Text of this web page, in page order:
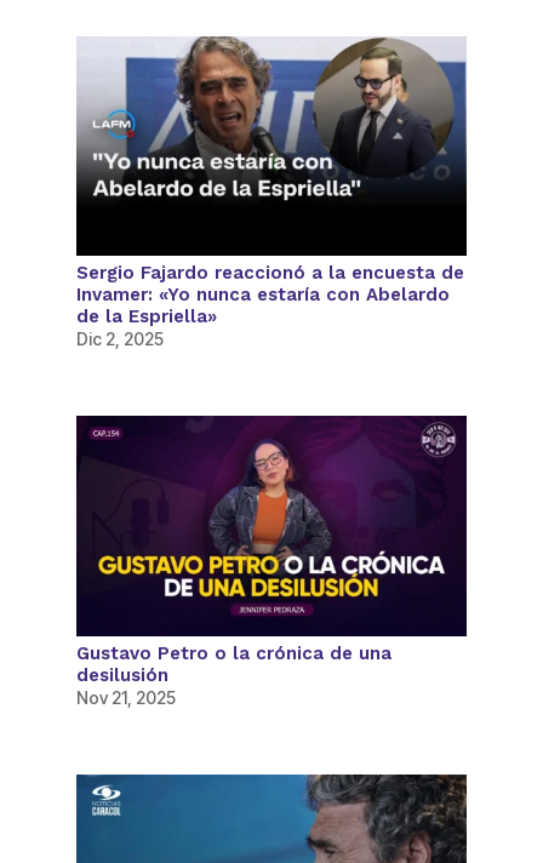
Sergio Fajardo reaccionó a la encuesta de
Invamer: «Yo nunca estaría con Abelardo
de la Espriella»
Dic 2, 2025
Gustavo Petro o la crónica de una
desilusión
Nov 21, 2025